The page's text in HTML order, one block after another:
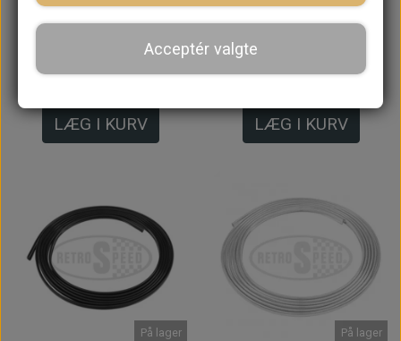
Samlestykke til
LÆG I KURV
Samlestykke til
LÆG I KURV
På lager På lager
Acceptér valgte